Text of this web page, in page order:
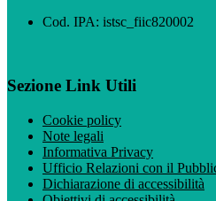
Cod. IPA: istsc_fiic820002
Sezione Link Utili
Cookie policy
Note legali
Informativa Privacy
Ufficio Relazioni con il
Dichiarazione di accessibilità